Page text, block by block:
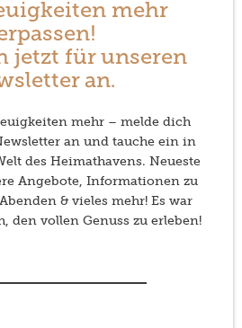
mehr
jetzt für unseren
an.
mehr – melde dich
an und tauche ein in
des Heimathavens. Neueste
Angebote, Informationen zu
& vieles mehr! Es war
den vollen Genuss zu erleben!